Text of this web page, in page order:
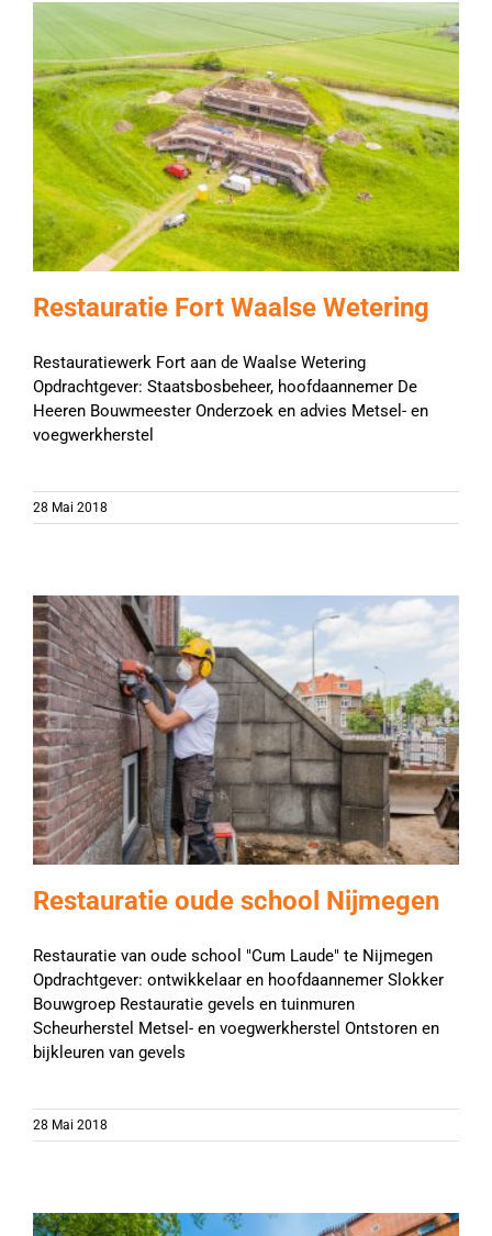
Restauratie Fort Waalse Wetering
Restauratiewerk Fort aan de Waalse Wetering
Opdrachtgever: Staatsbosbeheer, hoofdaannemer De
Heeren Bouwmeester Onderzoek en advies Metsel- en
voegwerkherstel
28 Mai 2018
Restauratie oude school Nijmegen
Restauratie van oude school "Cum Laude" te Nijmegen
Opdrachtgever: ontwikkelaar en hoofdaannemer Slokker
Bouwgroep Restauratie gevels en tuinmuren
Scheurherstel Metsel- en voegwerkherstel Ontstoren en
bijkleuren van gevels
28 Mai 2018